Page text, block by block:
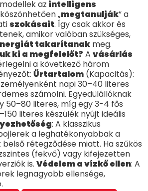
modellek az intelligens
köszönhetően „megtanulják” a
szokásait. Így csak akkor és
amikor valóban szükséges,
takarítanak meg.
ki a megfelelőt? A vásárlás
a következő három
Űrtartalom (Kapacitás):
napi 30–40 literes
számolni. Egyedülállóknak
50–80 literes, míg egy 3-4 fős
literes készülék nyújt ideális
: A klasszikus
a leghatékonyabbak a
belső rétegződése miatt. Ha szűkös
(fekvő) vagy kifejezetten
is. Védelem a vízkő ellen: A
legnagyobb ellensége,